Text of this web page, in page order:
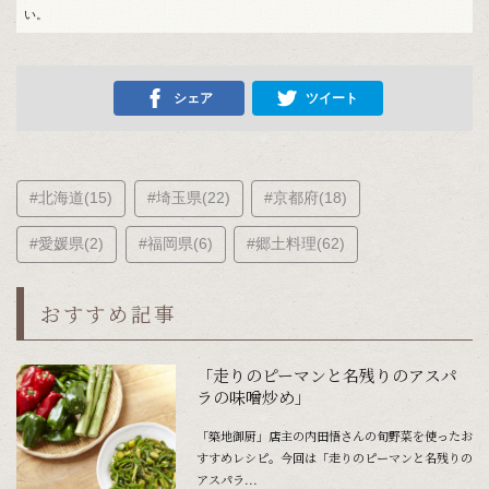
い。
シェア ツイート
#北海道(15) #埼玉県(22) #京都府(18)
#愛媛県(2) #福岡県(6) #郷土料理(62)
おすすめ記事
「走りのピーマンと名残りのアスパ
ラの味噌炒め」
「築地御厨」店主の内田悟さんの旬野菜を使ったお
すすめレシピ。今回は「走りのピーマンと名残りの
アスパラ...